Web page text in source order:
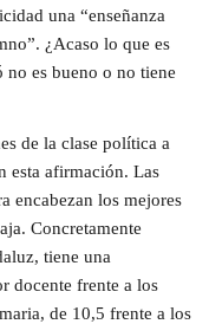
una “enseñanza
¿Acaso lo que es
no es bueno o no tiene
de la clase política a
esta afirmación. Las
encabezan los mejores
Concretamente
tiene una
docente frente a los
de 10,5 frente a los